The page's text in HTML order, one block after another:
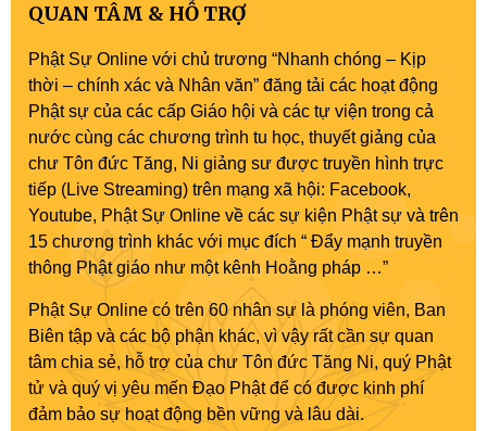
QUAN TÂM & HỖ TRỢ
Phật Sự Online với chủ trương “Nhanh chóng – Kịp
thời – chính xác và Nhân văn” đăng tải các hoạt động
Phật sự của các cấp Giáo hội và các tự viện trong cả
nước cùng các chương trình tu học, thuyết giảng của
chư Tôn đức Tăng, Ni giảng sư được truyền hình trực
tiếp (Live Streaming) trên mạng xã hội: Facebook,
Youtube, Phật Sự Online về các sự kiện Phật sự và trên
15 chương trình khác với mục đích “ Đẩy mạnh truyền
thông Phật giáo như một kênh Hoằng pháp …”
Phật Sự Online có trên 60 nhân sự là phóng viên, Ban
Biên tập và các bộ phận khác, vì vậy rất cần sự quan
tâm chia sẻ, hỗ trợ của chư Tôn đức Tăng Ni, quý Phật
tử và quý vị yêu mến Đạo Phật để có được kinh phí
đảm bảo sự hoạt động bền vững và lâu dài.